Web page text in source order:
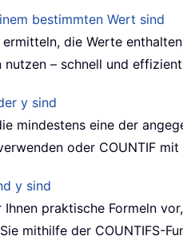
bestimmten Wert sind
die Werte
nutzen – schnell und
y sind
mindestens eine der
oder COUNTIF mit
y sind
praktische Formeln
mithilfe der COUNTIFS-